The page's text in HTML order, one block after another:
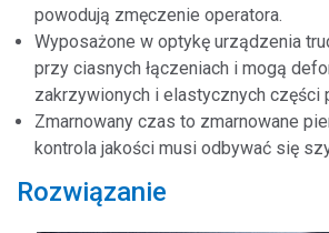
powodują zmęczenie operatora.
Wyposażone w optykę urządzenia
przy ciasnych łączeniach i mogą
zakrzywionych i elastycznych części
Zmarnowany czas to zmarnowane
kontrola jakości musi odbywać się
Rozwiązanie